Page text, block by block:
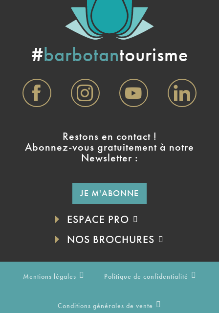
#barbotantourisme
Restons en contact !
Abonnez-vous gratuitement à notre
Newsletter :
JE M'ABONNE
ESPACE PRO
NOS BROCHURES
Mentions légales Politique de confidentialité
Conditions générales de vente